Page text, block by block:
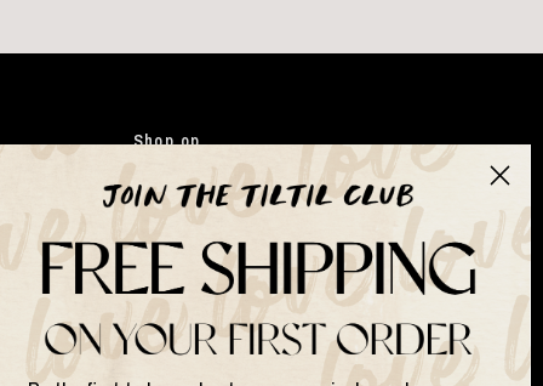
Shop op
Kleding
Japandi
Tassen
Gifts
Kunstbloemen
Suits & Sets